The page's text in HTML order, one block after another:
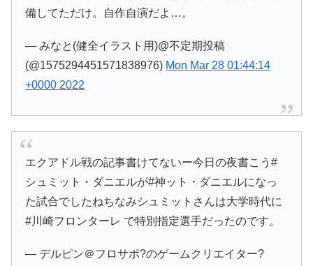
備してただけ。自作自演だよ…。
— みなと(健全イラスト用)@不定期投稿
(@1575294451571838976) Mon Mar 28 01:44:14
+0000 2022
エクアドル戦の記事書けてないー今日の夜書こう#
シュミット・ダニエルが#神ット・ダニエルになっ
た試合でしたねちなみシュミットさんは大学時代に
#川崎フロンターレ で特別指定選手だったのです。
— デルピン＠フロサポ?のゲームクリエイター?